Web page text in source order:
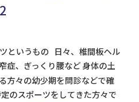
というもの 日々、椎間板ヘル
症、ぎっくり腰など 身体の土
方々の幼少期を問診などで確
のスポーツをしてきた方々で